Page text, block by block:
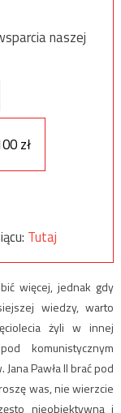
naszej
zł
Tutaj
więcej, jednak gdy
wiedzy, warto
żyli w innej
komunistycznym
Pawła II brać pod
was, nie wierzcie
nieobiektywną i